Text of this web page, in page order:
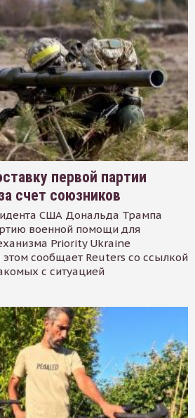
первой партии
счет союзников
США Дональда Трампа
военной помощи для
Priority Ukraine
сообщает Reuters со ссылкой
с ситуацией